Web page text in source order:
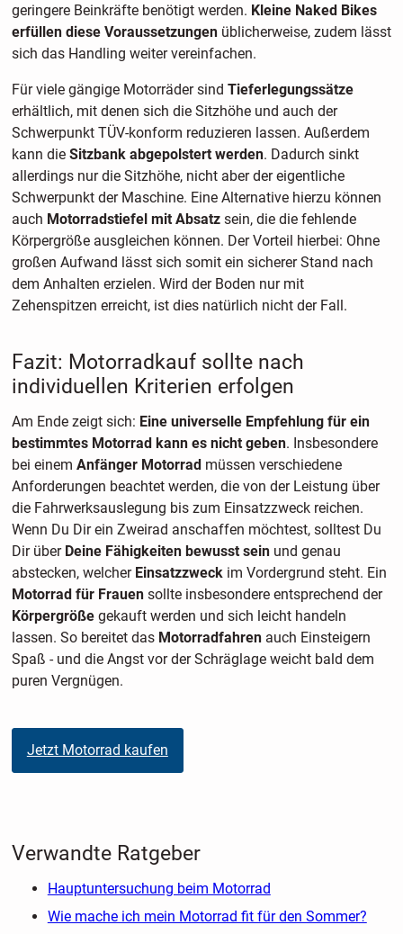
geringere Beinkräfte benötigt werden. Kleine Naked Bikes
erfüllen diese Voraussetzungenüblicherweise, zudem lässt
sich das Handling weiter vereinfachen.
Für viele gängige Motorräder sind Tieferlegungssätze
erhältlich, mit denen sich die Sitzhöhe und auch der
Schwerpunkt TÜV-konform reduzieren lassen. Außerdem
kann die Sitzbank abgepolstert werden. Dadurch sinkt
allerdings nur die Sitzhöhe, nicht aber der eigentliche
Schwerpunkt der Maschine. Eine Alternative hierzu können
auch Motorradstiefel mit Absatzsein, die die fehlende
Körpergröße ausgleichen können. Der Vorteil hierbei: Ohne
großen Aufwand lässt sich somit ein sicherer Stand nach
dem Anhalten erzielen. Wird der Boden nur mit
Zehenspitzen erreicht, ist dies natürlich nicht der Fall.
Fazit: Motorradkauf sollte nach
individuellen Kriterien erfolgen
Am Ende zeigt sich: Eine universelle Empfehlung für ein
bestimmtes Motorrad kann es nicht geben. Insbesondere
bei einem Anfänger Motorradmüssen verschiedene
Anforderungen beachtet werden, die von der Leistung über
die Fahrwerksauslegung bis zum Einsatzzweck reichen.
Wenn Du Dir ein Zweirad anschaffen möchtest, solltest Du
Dir über Deine Fähigkeiten bewusst seinund genau
abstecken, welcher Einsatzzweck im Vordergrund steht. Ein
Motorrad für Frauensollte insbesondere entsprechend der
Körpergrößegekauft werden und sich leicht handeln
lassen. So bereitet das Motorradfahrenauch Einsteigern
Spaß - und die Angst vor der Schräglage weicht bald dem
puren Vergnügen.
Jetzt Motorrad kaufen
Verwandte Ratgeber
Hauptuntersuchung beim Motorrad
Wie mache ich mein Motorrad fit für den Sommer?